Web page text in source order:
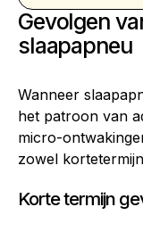
Gevolgen
slaapapneu
Wanneer
het patroon van
micro-
zowel
Korte termijn